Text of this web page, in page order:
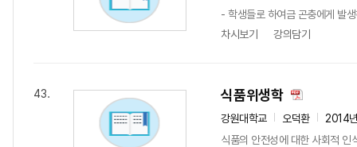
- 학생들로 하여금 곤충에게 발
차시보기
강의담기
43. 식품위생학
강원대학교 오덕환
2014
식품의 안전성에 대한 사회적 인